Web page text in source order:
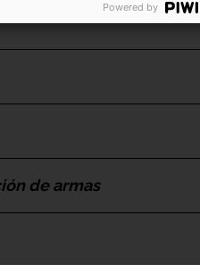
de armas
Powered by